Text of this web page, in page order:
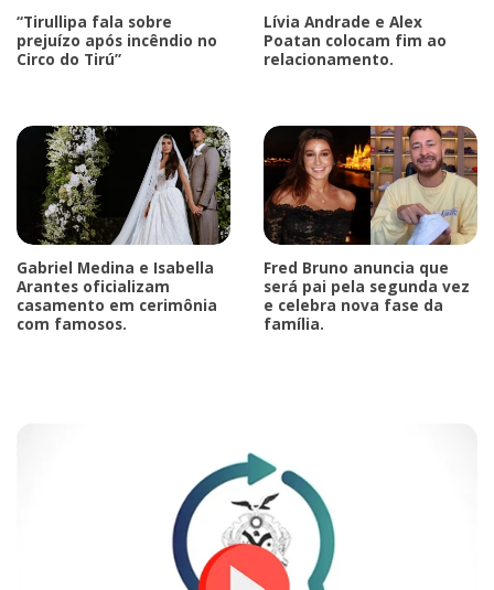
“Tirullipa fala sobre
prejuízo após incêndio no
Circo do Tirú”
Lívia Andrade e Alex
Poatan colocam fim ao
relacionamento.
Gabriel Medina e Isabella
Arantes oficializam
casamento em cerimônia
com famosos.
Fred Bruno anuncia que
será pai pela segunda vez
e celebra nova fase da
família.